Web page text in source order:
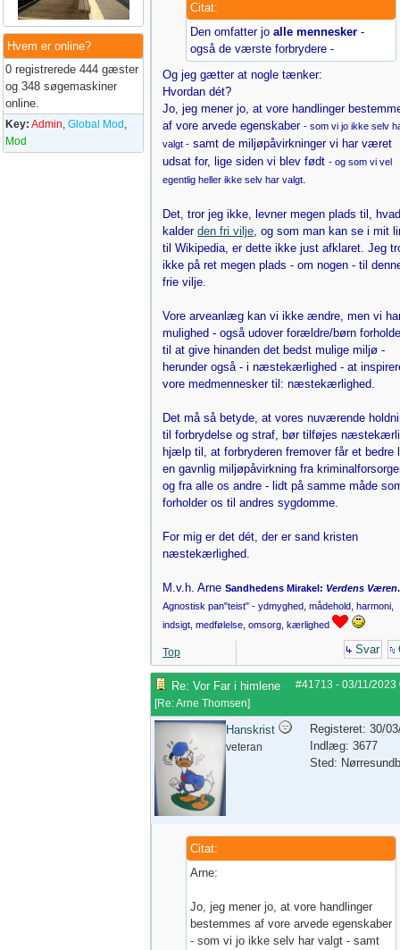
Hvem er online?
0 registrerede 444 gæster
og 348 søgemaskiner
online.
Key: Admin, Global Mod ,
Mod
Citat:
Den omfatter jo alle mennesker -
også de værste forbrydere -
Og jeg gætter at nogle tænker:
Hvordan dét?
Jo, jeg mener jo, at vore handlinger
af vore arvede egenskaber - som vi jo ikke selv
valgt - samt de miljøpåvirkninger vi har været
udsat for, lige siden vi blev født - og som vi vel
egentlig heller ikke selv har valgt.
Det, tror jeg ikke, levner megen plads til,
kalder den fri vilje, og som man kan se i mit
til Wikipedia, er dette ikke just afklaret. Jeg
ikke på ret megen plads - om nogen - til
frie vilje.
Vore arveanlæg kan vi ikke ændre, men vi
mulighed - også udover forældre/børn
til at give hinanden det bedst mulige miljø -
herunder også - i næstekærlighed - at
vore medmennesker til: næstekærlighed.
Det må så betyde, at vores nuværende
til forbrydelse og straf, bør tilføjes
hjælp til, at forbryderen fremover får et bedre
en gavnlig miljøpåvirkning fra
og fra alle os andre - lidt på samme måde
forholder os til andres sygdomme.
For mig er det dét, der er sand kristen
næstekærlighed.
M.v.h. Arne Sandhedens Mirakel: Verdens Væren.
Agnostisk pan"teist" - ydmyghed, mådehold, harmoni,
indsigt, medfølelse, omsorg, kærlighed
Top Svar
#41713 - 03/11/2023
Re: Vor Far i himlene
[Re: Arne Thomsen]
Hanskrist
veteran
Registeret: 30/
Indlæg: 3677
Sted:
Citat:
Arne:
Jo, jeg mener jo, at vore handlinger
bestemmes af vore arvede egenskaber
- som vi jo ikke selv har valgt - samt